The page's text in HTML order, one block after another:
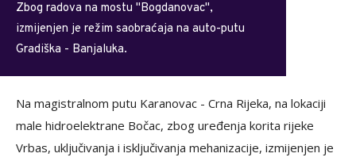
Zbog radova na mostu "Bogdanovac",
izmijenjen je režim saobraćaja na auto-putu
Gradiška - Banjaluka.
Na magistralnom putu Karanovac - Crna Rijeka, na lokaciji
male hidroelektrane Bočac, zbog uređenja korita rijeke
Vrbas, uključivanja i isključivanja mehanizacije, izmijenjen je